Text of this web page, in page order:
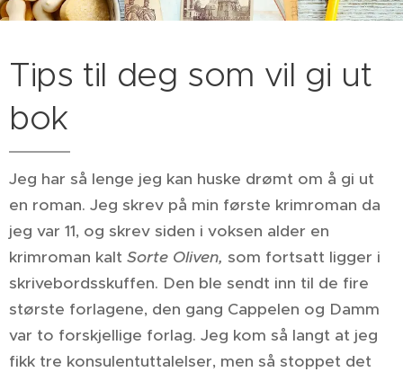
Tips til deg som vil gi ut
bok
Jeg har så lenge jeg kan huske drømt om å gi ut
en roman. Jeg skrev på min første krimroman da
jeg var 11, og skrev siden i voksen alder en
krimroman kalt Sorte Oliven, som fortsatt ligger i
skrivebordsskuffen. Den ble sendt inn til de fire
største forlagene, den gang Cappelen og Damm
var to forskjellige forlag. Jeg kom så langt at jeg
fikk tre konsulentuttalelser, men så stoppet det